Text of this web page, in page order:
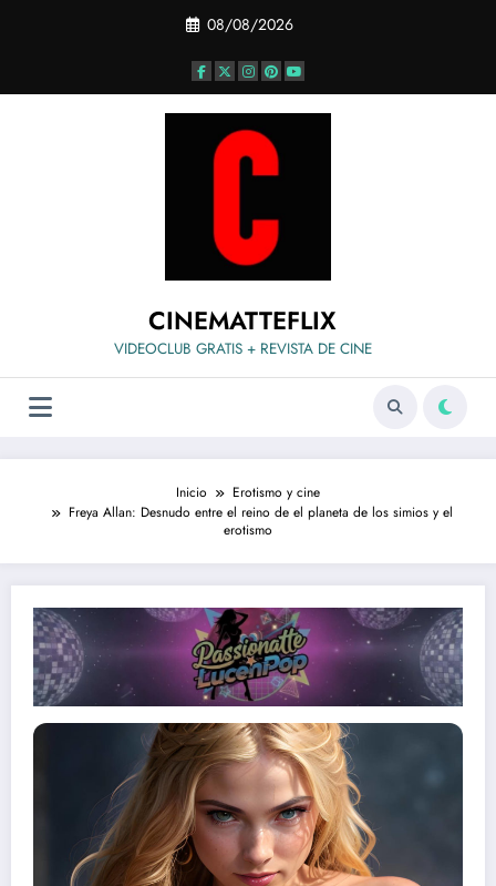
08/08/2026
CINEMATTEFLIX
VIDEOCLUB GRATIS + REVISTA DE CINE
Inicio
Erotismo y cine
Freya Allan: Desnudo entre el reino de el planeta de los simios y el
erotismo